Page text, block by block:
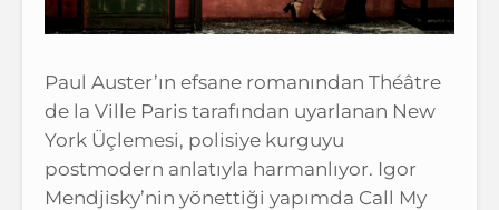
Paul Auster’ın efsane romanından Théâtre
de la Ville Paris tarafından uyarlanan New
York Üçlemesi, polisiye kurguyu
postmodern anlatıyla harmanlıyor. Igor
Mendjisky’nin yönettiği yapımda Call My